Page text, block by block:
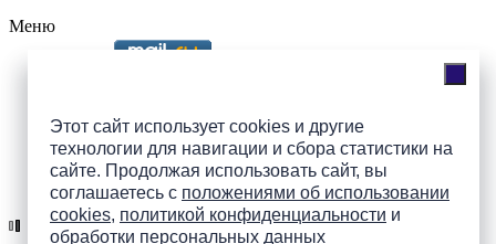
Этот сайт использует cookies и другие
технологии для навигации и сбора статистики на
сайте. Продолжая использовать сайт, вы
соглашаетесь с положениями об использовании
cookies, политикой конфиденциальности и
обработки персональных данных
Меню
Подпишись на группы
ПАИ в соцсетях!